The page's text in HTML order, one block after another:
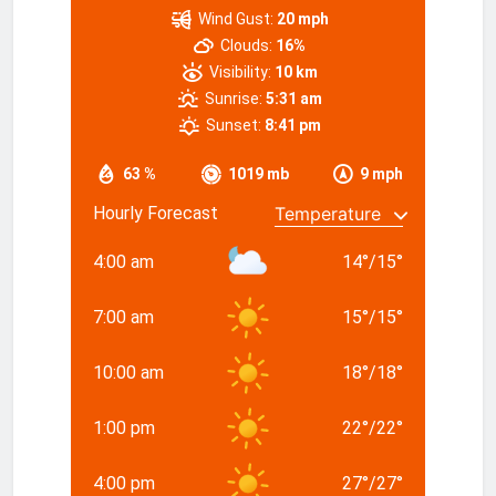
63 % 1019 mb 9 mph
Wind Gust: 20 mph
Clouds: 16%
Visibility: 10 km
Sunrise: 5:31 am
Sunset: 8:41 pm
Hourly Forecast
4:00 am 14°/15°
7:00 am 15°/15°
10:00 am 18°/18°
1:00 pm 22°/22°
4:00 pm 27°/27°